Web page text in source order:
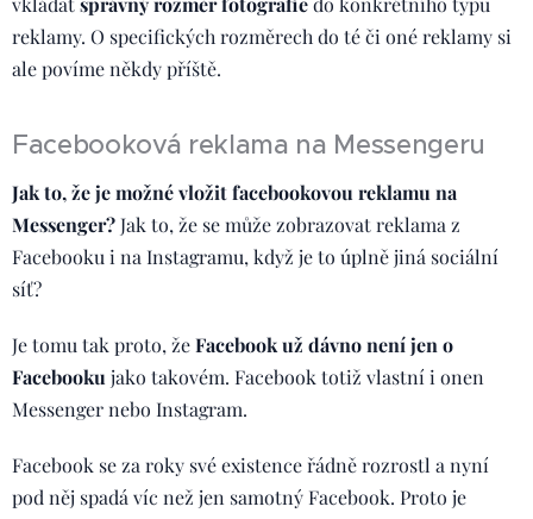
reklamy. O specifických rozměrech do té či oné reklamy si
ale povíme někdy příště.
Facebooková reklama na Messengeru
Jak to, že je možné vložit facebookovou reklamu na
Messenger?Jak to, že se může zobrazovat reklama z
Facebooku i na Instagramu, když je to úplně jiná sociální
síť?
Je tomu tak proto, žeFacebook už dávno není jen o
Facebooku jako takovém. Facebook totiž vlastní i onen
Messenger nebo Instagram.
Facebook se za roky své existence řádně rozrostl a nyní
pod něj spadá víc než jen samotný Facebook. Proto je